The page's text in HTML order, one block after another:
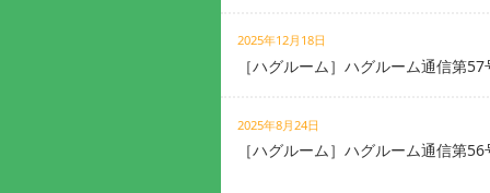
2025年12月18日
［ハグルーム］ハグルーム通信第57
2025年8月24日
［ハグルーム］ハグルーム通信第56